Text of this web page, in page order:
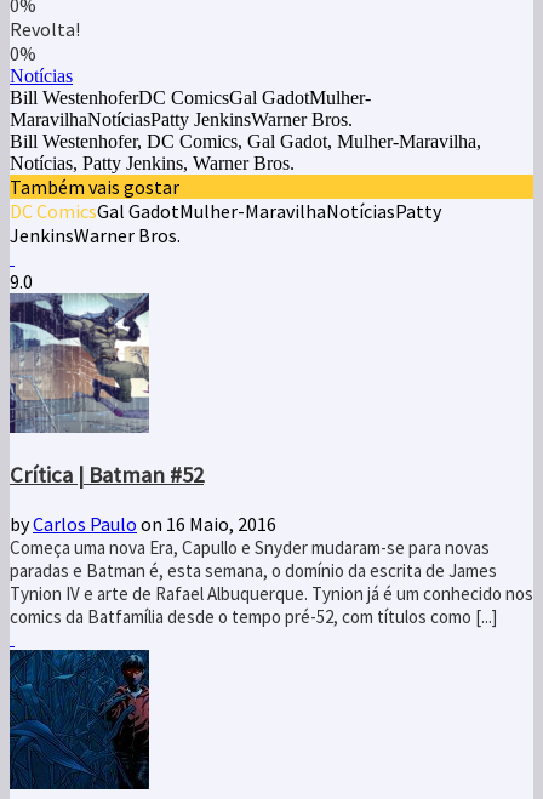
0%
Revolta!
0%
Notícias
Bill WestenhoferDC ComicsGal GadotMulher-
MaravilhaNotíciasPatty JenkinsWarner Bros.
Bill Westenhofer, DC Comics, Gal Gadot, Mulher-Maravilha,
Notícias, Patty Jenkins, Warner Bros.
Também vais gostar
DC ComicsGal GadotMulher-MaravilhaNotíciasPatty
JenkinsWarner Bros.
9.0
Crítica | Batman #52
byCarlos Paulo on 16 Maio, 2016
Começa uma nova Era, Capullo e Snyder mudaram-se para novas
paradas e Batman é, esta semana, o domínio da escrita de James
Tynion IV e arte de Rafael Albuquerque. Tynion já é um conhecido nos
comics da Batfamília desde o tempo pré-52, com títulos como [...]